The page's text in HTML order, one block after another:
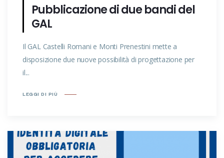
Pubblicazione di due bandi del
GAL
Il GAL Castelli Romani e Monti Prenestini mette a
disposizione due nuove possibilità di progettazione per
il...
LEGGI DI PIÙ